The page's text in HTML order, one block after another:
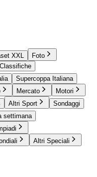
XXL
Foto
Supercoppa Italiana
Mercato
Motori
Altri Sport
Sondaggi
settimana
Altri Speciali